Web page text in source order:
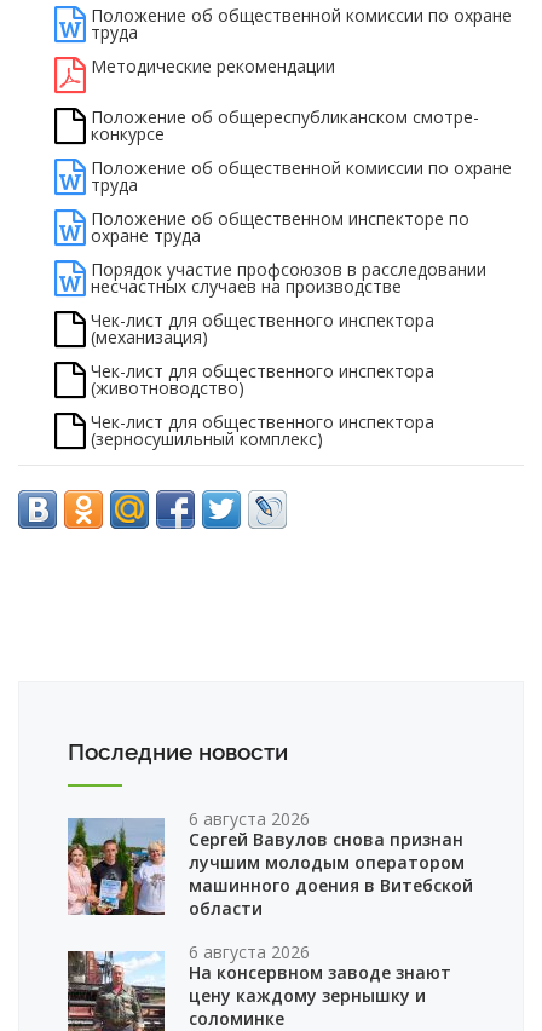
Положение об общественной комиссии по охране
труда
Методические рекомендации
Положение об общереспубликанском смотре-
конкурсе
Положение об общественной комиссии по охране
труда
Положение об общественном инспекторе по
охране труда
Порядок участие профсоюзов в расследовании
несчастных случаев на производстве
Чек-лист для общественного инспектора
(механизация)
Чек-лист для общественного инспектора
(животноводство)
Чек-лист для общественного инспектора
(зерносушильный комплекс)
Последние новости
6 августа 2026
Сергей Вавулов снова признан
лучшим молодым оператором
машинного доения в Витебской
области
6 августа 2026
На консервном заводе знают
цену каждому зернышку и
соломинке